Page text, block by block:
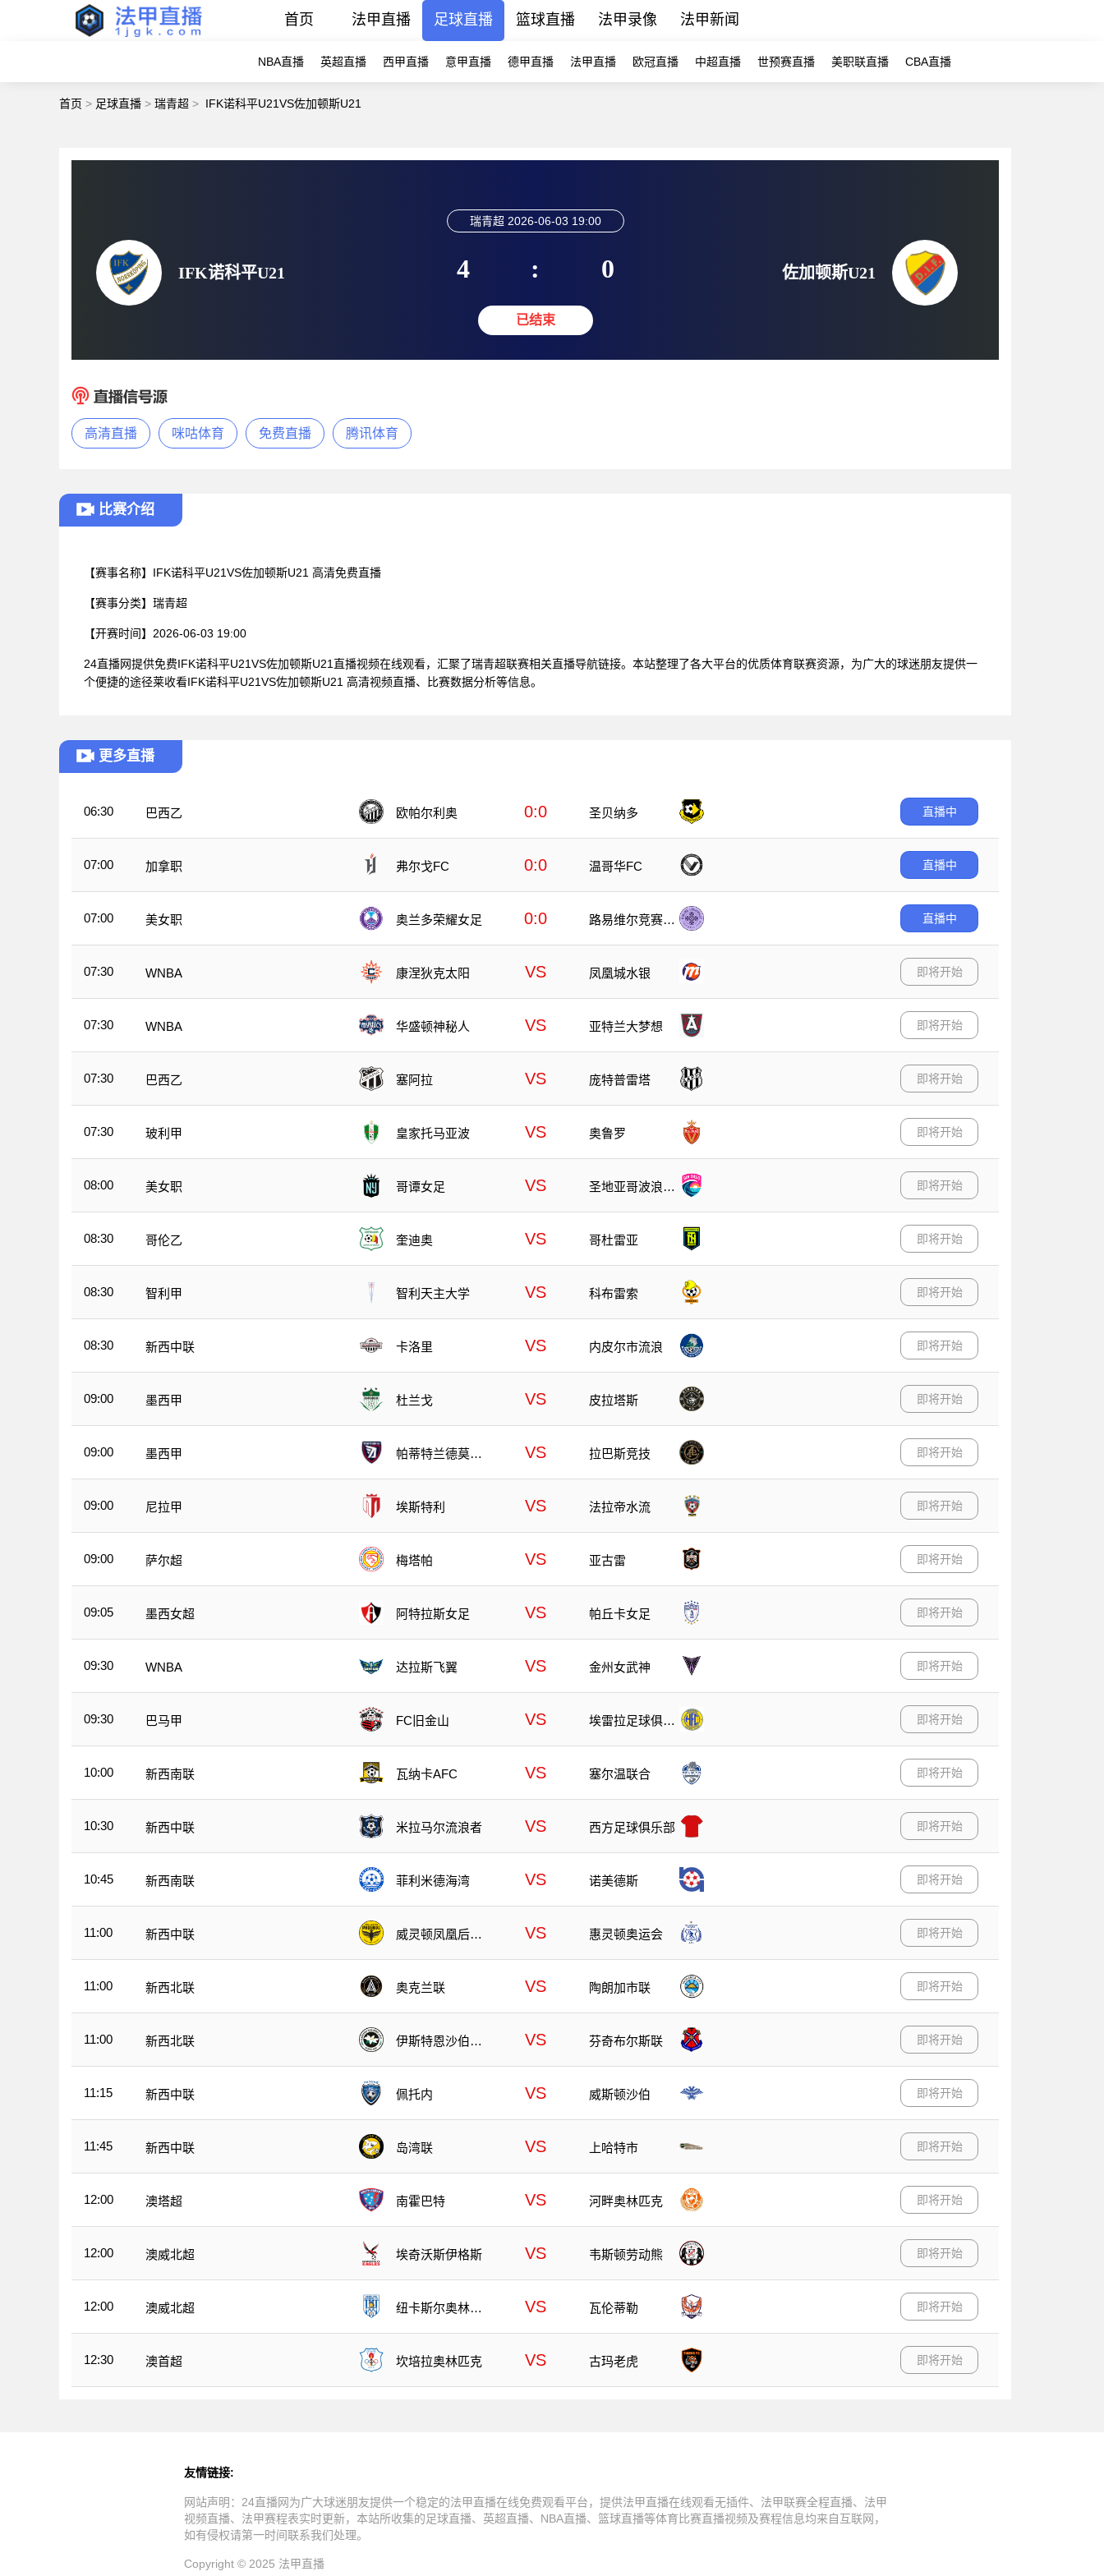
首页 法甲直播 足球直播 篮球直播 法甲录像 法甲新闻
NBA直播 英超直播 西甲直播 意甲直播 德甲直播 法甲直播 欧冠直播 中超直播 世预赛直播 美职联直播 CBA直播
首页 > 足球直播 > 瑞青超 > IFK诺科平U21VS佐加顿斯U21
IFK诺科平U21
瑞青超 2026-06-03 19:00
4 : 0
已结束
佐加顿斯U21
高清直播 咪咕体育 免费直播 腾讯体育
比赛介绍
【赛事名称】 IFK诺科平U21VS佐加顿斯U21 高清免费直播
【赛事分类】 瑞青超
【开赛时间】 2026-06-03 19:00
24直播网提供免费IFK诺科平U21VS佐加顿斯U21直播视频在线观看，汇聚了瑞青超联赛相关直播导航链接。本站整理了各大平台的优质体育联赛资源，为广大的球迷朋友提供一
个便捷的途径莱收看IFK诺科平U21VS佐加顿斯U21 高清视频直播、比赛数据分析等信息。
更多直播
06:30 巴西乙 欧帕尔利奥 0:0 圣贝纳多 直播中
07:00 加拿职 弗尔戈FC 0:0 温哥华FC 直播中
07:00 美女职 奥兰多荣耀女足 0:0
路易维尔竞赛女
直播中
07:30 WNBA 康涅狄克太阳 VS 凤凰城水银 即将开始
07:30 WNBA 华盛顿神秘人 VS 亚特兰大梦想 即将开始
07:30 巴西乙 塞阿拉 VS 庞特普雷塔 即将开始
07:30 玻利甲 皇家托马亚波 VS 奥鲁罗 即将开始
08:00 美女职 哥谭女足 VS
圣地亚哥波浪女
即将开始
08:30 哥伦乙 奎迪奥 VS 哥杜雷亚 即将开始
08:30 智利甲 智利天主大学 VS 科布雷索 即将开始
08:30 新西中联 卡洛里 VS 内皮尔市流浪 即将开始
09:00 墨西甲 杜兰戈 VS 皮拉塔斯 即将开始
09:00 墨西甲
帕蒂特兰德莫雷
VS 拉巴斯竞技 即将开始
09:00 尼拉甲 埃斯特利 VS 法拉帝水流 即将开始
09:00 萨尔超 梅塔帕 VS 亚古雷 即将开始
09:05 墨西女超 阿特拉斯女足 VS 帕丘卡女足 即将开始
09:30 WNBA 达拉斯飞翼 VS 金州女武神 即将开始
09:30 巴马甲 FC旧金山 VS
埃雷拉足球俱乐
即将开始
10:00 新西南联 瓦纳卡AFC VS 塞尔温联合 即将开始
10:30 新西中联 米拉马尔流浪者 VS 西方足球俱乐部 即将开始
10:45 新西南联 菲利米德海湾 VS 诺美德斯 即将开始
11:00 新西中联
威灵顿凤凰后备
VS 惠灵顿奥运会 即将开始
11:00 新西北联 奥克兰联 VS 陶朗加市联 即将开始
11:00 新西北联
伊斯特恩沙伯奥
VS 芬奇布尔斯联 即将开始
11:15 新西中联 佩托内 VS 威斯顿沙伯 即将开始
11:45 新西中联 岛湾联 VS 上哈特市 即将开始
12:00 澳塔超 南霍巴特 VS 河畔奥林匹克 即将开始
12:00 澳威北超 埃奇沃斯伊格斯 VS 韦斯顿劳动熊 即将开始
12:00 澳威北超
纽卡斯尔奥林匹
VS 瓦伦蒂勒 即将开始
12:30 澳首超 坎培拉奥林匹克 VS 古玛老虎 即将开始
友情链接:
网站声明：24直播网为广大球迷朋友提供一个稳定的法甲直播在线免费观看平台，提供法甲直播在线观看无插件、法甲联赛全程直播、法甲
视频直播、法甲赛程表实时更新，本站所收集的足球直播、英超直播、NBA直播、篮球直播等体育比赛直播视频及赛程信息均来自互联网，
如有侵权请第一时间联系我们处理。
Copyright © 2025 法甲直播